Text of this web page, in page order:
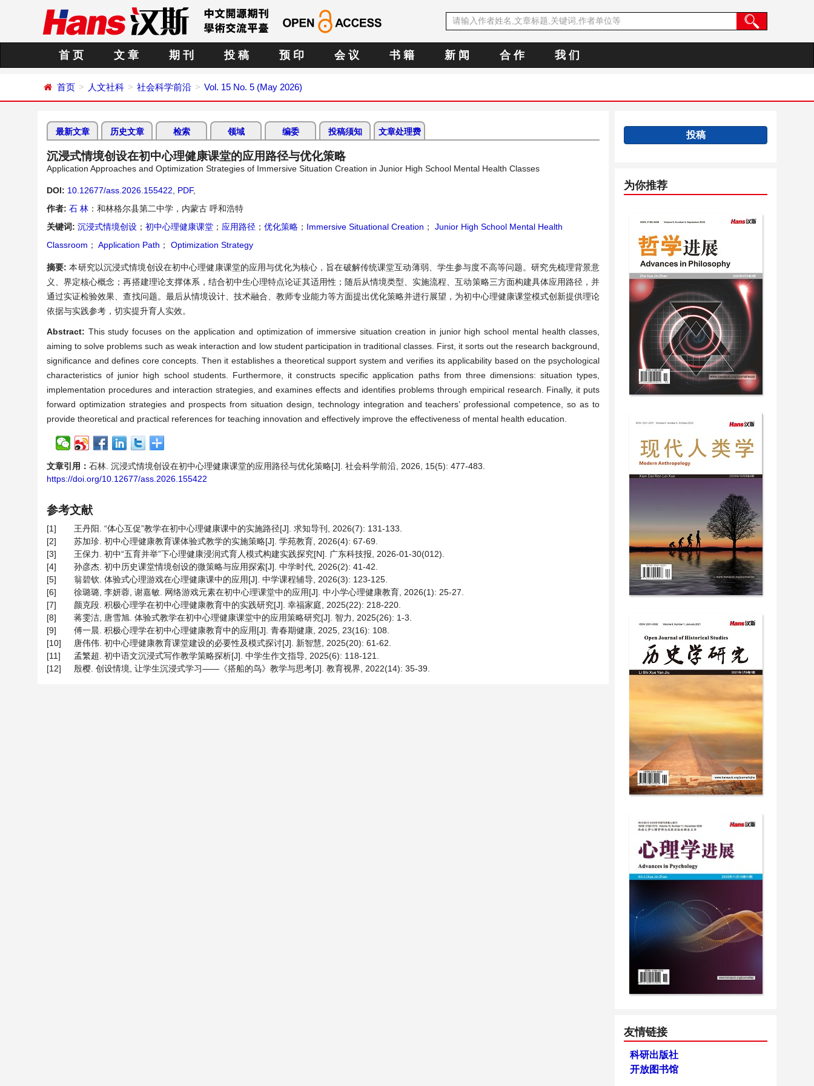
首 页 文 章 期 刊 投 稿 预 印 会 议 书 籍 新 闻 合 作 我 们
首页 人文社科 社会科学前沿 Vol. 15 No. 5 (May 2026)
最新文章 历史文章 检索 领域 编委 投稿须知 文章处理费
沉浸式情境创设在初中心理健康课堂的应用路径与优化策略
Application Approaches and Optimization Strategies of Immersive Situation Creation in Junior High School Mental Health Classes
DOI: 10.12677/ass.2026.155422 PDF,
作者: 石 林 ：和林格尔县第二中学，内蒙古 呼和浩特
关键词: 沉浸式情境创设 ； 初中心理健康课堂 ； 应用路径 ； 优化策略 ； Immersive Situational Creation ；
Junior High School Mental Health
Classroom ； Application Path ； Optimization Strategy
摘要:本研究以沉浸式情境创设在初中心理健康课堂的应用与优化为核心，旨在破解传统课堂互动薄弱、学生参与度不高等问题。研究先梳理背景意
义、界定核心概念；再搭建理论支撑体系，结合初中生心理特点论证其适用性；随后从情境类型、实施流程、互动策略三方面构建具体应用路径，并
通过实证检验效果、查找问题。最后从情境设计、技术融合、教师专业能力等方面提出优化策略并进行展望，为初中心理健康课堂模式创新提供理论
依据与实践参考，切实提升育人实效。
Abstract: This study focuses on the application and optimization of immersive situation creation in junior high school mental health classes,
aiming to solve problems such as weak interaction and low student participation in traditional classes. First, it sorts out the research background,
significance and defines core concepts. Then it establishes a theoretical support system and verifies its applicability based on the psychological
characteristics of junior high school students. Furthermore, it constructs specific application paths from three dimensions: situation types,
implementation procedures and interaction strategies, and examines effects and identifies problems through empirical research. Finally, it puts
forward optimization strategies and prospects from situation design, technology integration and teachers’ professional competence, so as to
provide theoretical and practical references for teaching innovation and effectively improve the effectiveness of mental health education.
文章引用： 石林. 沉浸式情境创设在初中心理健康课堂的应用路径与优化策略[J]. 社会科学前沿, 2026, 15(5): 477-483.
https://doi.org/10.12677/ass.2026.155422
参考文献
[1]
王丹阳. “体心互促”教学在初中心理健康课中的实施路径[J]. 求知导刊, 2026(7): 131-133.
[2]
苏加珍. 初中心理健康教育课体验式教学的实施策略[J]. 学苑教育, 2026(4): 67-69.
[3]
王保力. 初中“五育并举”下心理健康浸润式育人模式构建实践探究[N]. 广东科技报, 2026-01-30(012).
[4]
孙彦杰. 初中历史课堂情境创设的微策略与应用探索[J]. 中学时代, 2026(2): 41-42.
[5]
翁碧钦. 体验式心理游戏在心理健康课中的应用[J]. 中学课程辅导, 2026(3): 123-125.
[6]
徐璐璐, 李妍蓉, 谢嘉敏. 网络游戏元素在初中心理课堂中的应用[J]. 中小学心理健康教育, 2026(1): 25-27.
[7]
颜克段. 积极心理学在初中心理健康教育中的实践研究[J]. 幸福家庭, 2025(22): 218-220.
[8]
蒋雯洁, 唐雪旭. 体验式教学在初中心理健康课堂中的应用策略研究[J]. 智力, 2025(26): 1-3.
[9]
傅一晨. 积极心理学在初中心理健康教育中的应用[J]. 青春期健康, 2025, 23(16): 108.
[10]
唐伟伟. 初中心理健康教育课堂建设的必要性及模式探讨[J]. 新智慧, 2025(20): 61-62.
[11]
孟繁超. 初中语文沉浸式写作教学策略探析[J]. 中学生作文指导, 2025(6): 118-121.
[12]
殷樱. 创设情境, 让学生沉浸式学习——《搭船的鸟》教学与思考[J]. 教育视界, 2022(14): 35-39.
投稿
为你推荐
友情链接
科研出版社
开放图书馆